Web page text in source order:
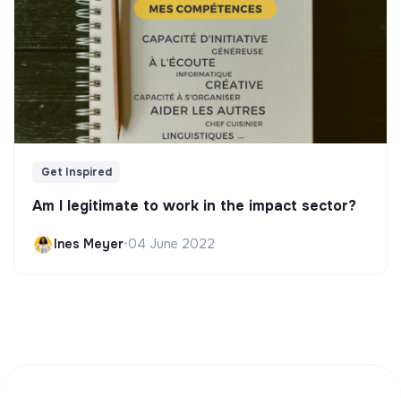
Get Inspired
Am I legitimate to work in the impact sector?
Ines Meyer•04 June 2022